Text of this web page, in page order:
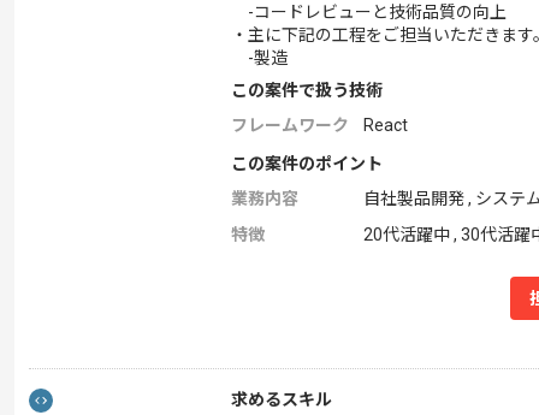
-コードレビューと技術品質の向上
・主に下記の工程をご担当いただきます
-製造
この案件で扱う技術
フレームワーク
React
この案件のポイント
業務内容
自社製品開発 , システ
特徴
20代活躍中 , 30代活躍
求めるスキル